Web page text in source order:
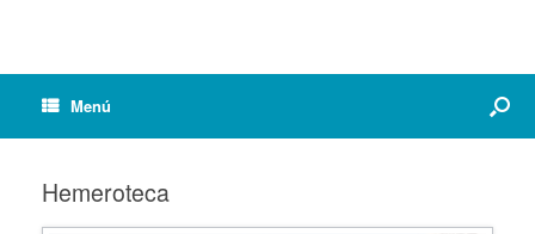
Menú
Hemeroteca